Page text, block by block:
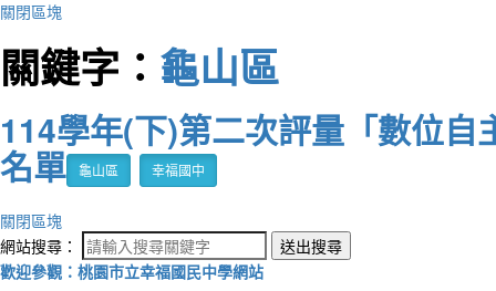
關閉區塊
關鍵字： 龜山區
114學年(下)第二次評量「數位自
名單 龜山區 幸福國中
關閉區塊
網站搜尋：
送出搜尋
歡迎參觀：桃園市立幸福國民中學網站